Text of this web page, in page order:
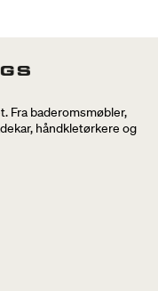
Fra baderomsmøbler,
håndkletørkere og